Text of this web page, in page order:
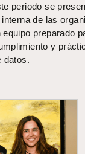
periodo se
de las
preparado
y
datos.